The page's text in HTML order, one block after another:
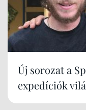
Új sorozat a
expedíciók